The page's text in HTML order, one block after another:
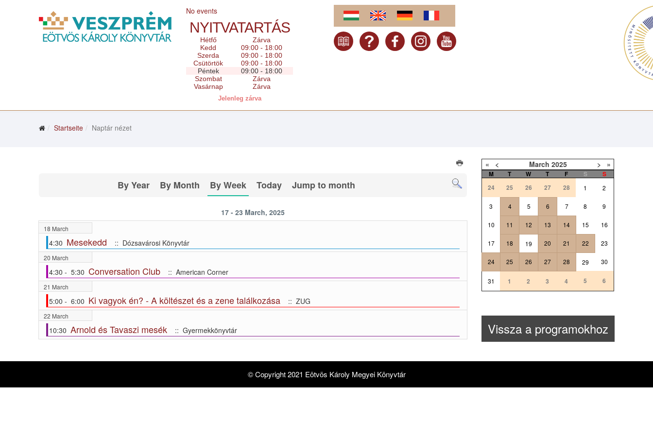
No events
NYITVATARTÁS
Hétfő
Zárva
Kedd
09:00 - 18:00
Szerda
09:00 - 18:00
Csütörtök
09:00 - 18:00
Péntek
09:00 - 18:00
Szombat
Zárva
Vasárnap
Zárva
Jelenleg zárva
Startseite Naptár nézet
By Year By Month By Week Today Jump to month
17 - 23 March, 2025
18 March
4:30 Mesekedd :: Dózsavárosi Könyvtár
20 March
4:30 - 5:30 Conversation Club :: American Corner
21 March
5:00 - 6:00 Ki vagyok én? - A költészet és a zene találkozása :: ZUG
22 March
10:30 Arnold és Tavaszi mesék :: Gyermekkönyvtár
« < March 2025 > »
M T W T F S
S
24
25 26 27 28 1 2
3 4 5 6 7 8 9
10 11 12 13 14 15 16
17 18 19 20 21 22 23
24 25 26 27 28 29 30
31 1 2 3 4 5 6
Vissza a programokhoz
© Copyright 2021 Eötvös Károly Megyei Könyvtár